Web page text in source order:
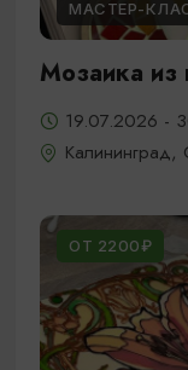
МАСТЕР-
Мозаика из
19.07.2026 -
Калининград,
ОТ 2200₽